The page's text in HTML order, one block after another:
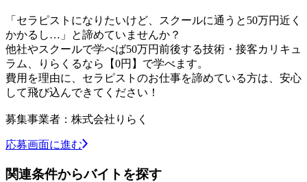
「セラピストになりたいけど、スクールに通うと50万円近く
かかるし…」と諦めていませんか？
他社やスクールで学べば50万円前後する技術・接客カリキュ
ラム、りらくるなら【0円】で学べます。
費用を理由に、セラピストのお仕事を諦めている方は、安心
して飛び込んできてください！
募集事業者：株式会社りらく
応募画面に進む
関連条件からバイトを探す